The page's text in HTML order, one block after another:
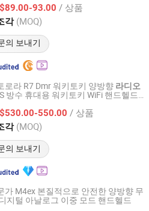
93.00 / 상품
각 (MOQ)
의 보내기
이후 2024
로라 R7 Dmr 워키토키 양방향 라디오
방수 휴대용 워키토키 WiFi 핸드헬드
550.00 / 상품
각 (MOQ)
의 보내기
Ltd.
이후 2023
가 M4ex 본질적으로 안전한 양방향 무
지털 아날로그 이중 모드 핸드헬드
Ltd